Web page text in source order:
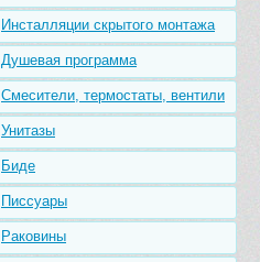
Инсталляции скрытого монтажа
Душевая программа
Смесители, термостаты, вентили
Унитазы
Биде
Писсуары
Раковины